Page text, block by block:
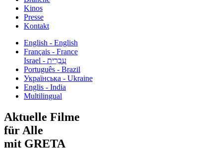
Kinos
Presse
Kontakt
English - English
Français - France
עִבְרִית - Israel
Português - Brazil
Українська - Ukraine
Englis - India
Multilingual
Aktuelle Filme
für Alle
mit GRETA